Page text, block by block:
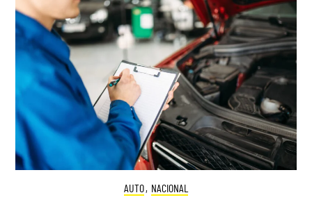
AUTO, NACIONAL